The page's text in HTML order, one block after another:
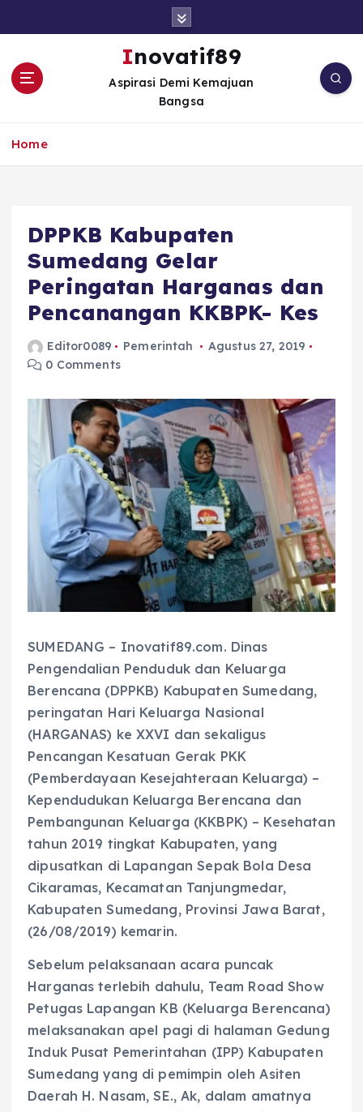
Inovatif89
Aspirasi Demi Kemajuan
Bangsa
Home
DPPKB Kabupaten
Sumedang Gelar
Peringatan Harganas dan
Pencanangan KKBPK- Kes
Editor0089 Pemerintah
Agustus 27, 2019
0 Comments
SUMEDANG – Inovatif89.com. Dinas
Pengendalian Penduduk dan Keluarga
Berencana (DPPKB) Kabupaten Sumedang,
peringatan Hari Keluarga Nasional
(HARGANAS) ke XXVI dan sekaligus
Pencangan Kesatuan Gerak PKK
(Pemberdayaan Kesejahteraan Keluarga) –
Kependudukan Keluarga Berencana dan
Pembangunan Keluarga (KKBPK) – Kesehatan
tahun 2019 tingkat Kabupaten, yang
dipusatkan di Lapangan Sepak Bola Desa
Cikaramas, Kecamatan Tanjungmedar,
Kabupaten Sumedang, Provinsi Jawa Barat,
(26/08/2019) kemarin.
Sebelum pelaksanaan acara puncak
Harganas terlebih dahulu, Team Road Show
Petugas Lapangan KB (Keluarga Berencana)
melaksanakan apel pagi di halaman Gedung
Induk Pusat Pemerintahan (IPP) Kabupaten
Sumedang yang di pemimpin oleh Asiten
Daerah H. Nasam, SE., Ak, dalam amatnya